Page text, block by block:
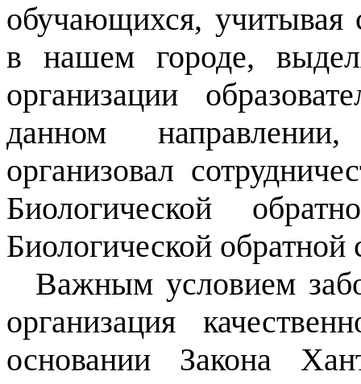
обучающихся, учитывая
в нашем городе,
организации
данном
организовал
Биологической
Биологической обратной
Важным условием
организация
основании Закона